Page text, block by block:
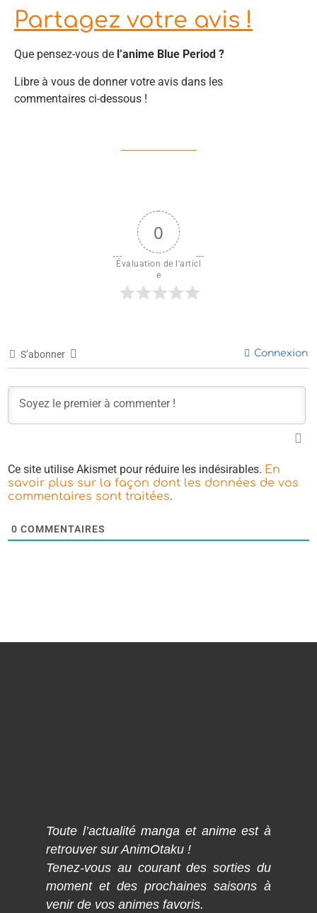
Partagez votre avis !
Que pensez-vous de l’anime Blue Period ?
Libre à vous de donner votre avis dans les
commentaires ci-dessous !
0
Évaluation de l'articl
e
S’abonner Connexion
Ce site utilise Akismet pour réduire les indésirables. En
savoir plus sur la façon dont les données de vos
commentaires sont traitées.
0 COMMENTAIRES
Toute l’actualité manga et anime est à
retrouver sur AnimOtaku !
Tenez-vous au courant des sorties du
moment et des prochaines saisons à
venir de vos animes favoris.